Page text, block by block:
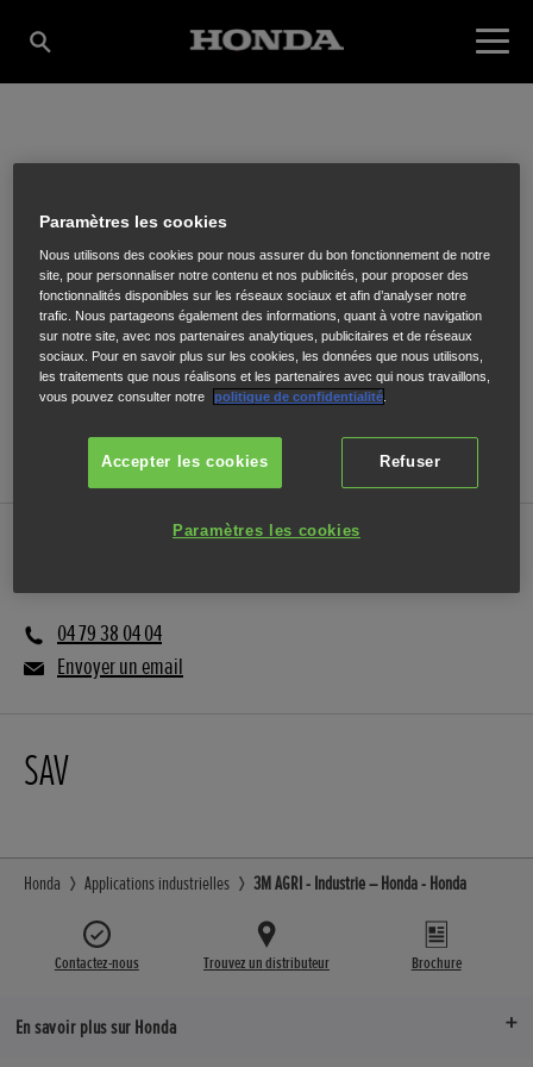
3M AGRI
ZAC DU CHATEAU,LA BATHIE,73540
ITINÉRAIRE
SITE INTERNET
04 79 38 04 04
Envoyer un email
SAV
Honda Applications industrielles 3M AGRI - Industrie – Honda - Honda
Contactez-nous Trouvez un distributeur Brochure
En savoir plus sur Honda
Paramètres les cookies
Nous utilisons des cookies pour nous assurer du bon fonctionnement de notre
site, pour personnaliser notre contenu et nos publicités, pour proposer des
fonctionnalités disponibles sur les réseaux sociaux et afin d’analyser notre
trafic. Nous partageons également des informations, quant à votre navigation
sur notre site, avec nos partenaires analytiques, publicitaires et de réseaux
sociaux. Pour en savoir plus sur les cookies, les données que nous utilisons,
les traitements que nous réalisons et les partenaires avec qui nous travaillons,
vous pouvez consulter notre
politique de confidentialité.
Refuser
Accepter les cookies
Paramètres les cookies